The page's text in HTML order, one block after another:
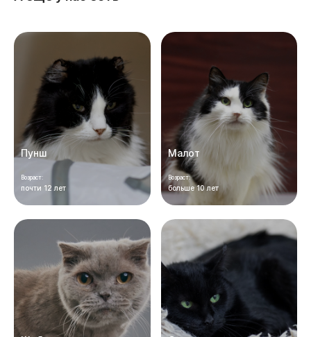
Пунш
Возраст:
почти 12 лет
Малот
Возраст:
больше 10 лет